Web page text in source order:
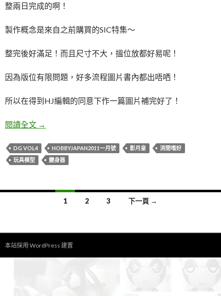
整兩日完成的啊！
製作概念是來自之前購買的SIC特集～
整完後好滿足！而且尺寸不大，搵位放都好易呢！
因為版位有限問題，好多流程圖片書內都出唔哂！
所以在得到HJ編輯的同意下作一篇圖片補完好了！
閱讀全文 HobbyJapan幪面超人DG扭蛋改造+場景製作心得！
→
DG VOL4 HOBBYJAPAN2011一月號 影月皇
消閒嗜好
玩具模型
變身器
導
覽
1 2 3 下一頁 →
本站採用 WordPress 建置